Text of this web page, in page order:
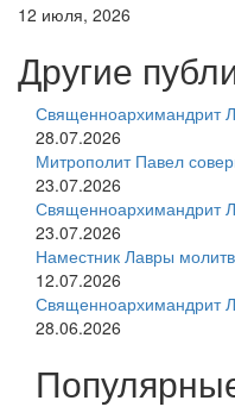
12 июля, 2026
Другие
Священноархимандрит
28.07.2026
Митрополит Павел
23.07.2026
Священноархимандрит
23.07.2026
Наместник Лавры
12.07.2026
Священноархимандрит
28.06.2026